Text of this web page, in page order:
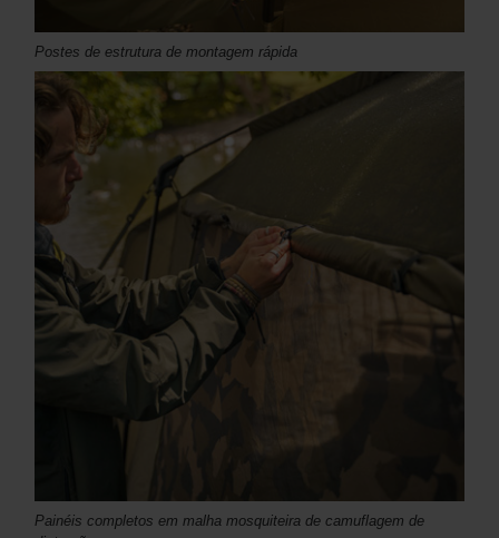
Postes de estrutura de montagem rápida
Painéis completos em malha mosquiteira de camuflagem de